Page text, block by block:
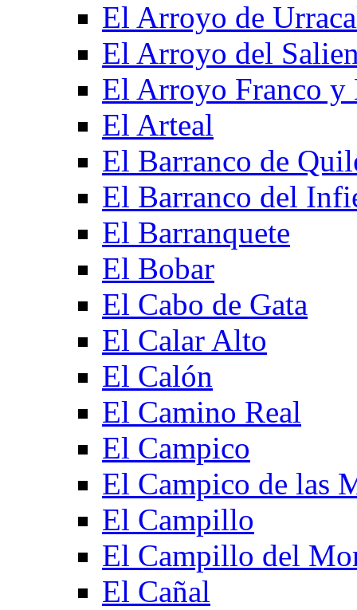
El Arroyo de
El Arroyo del
El Arroyo Franco y
El Arteal
El Barranco de
El Barranco del
El Barranquete
El Bobar
El Cabo de Gata
El Calar Alto
El Calón
El Camino Real
El Campico
El Campico de las
El Campillo
El Campillo del
El Cañal